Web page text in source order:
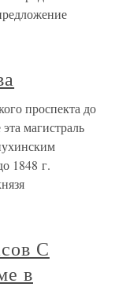
проспекта до
магистраль
1848 г.
С
в